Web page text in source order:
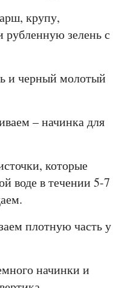
крупу,
рубленную зелень с
и черный молотый
– начинка для
которые
воде в течении 5-7
плотную часть у
начинки и